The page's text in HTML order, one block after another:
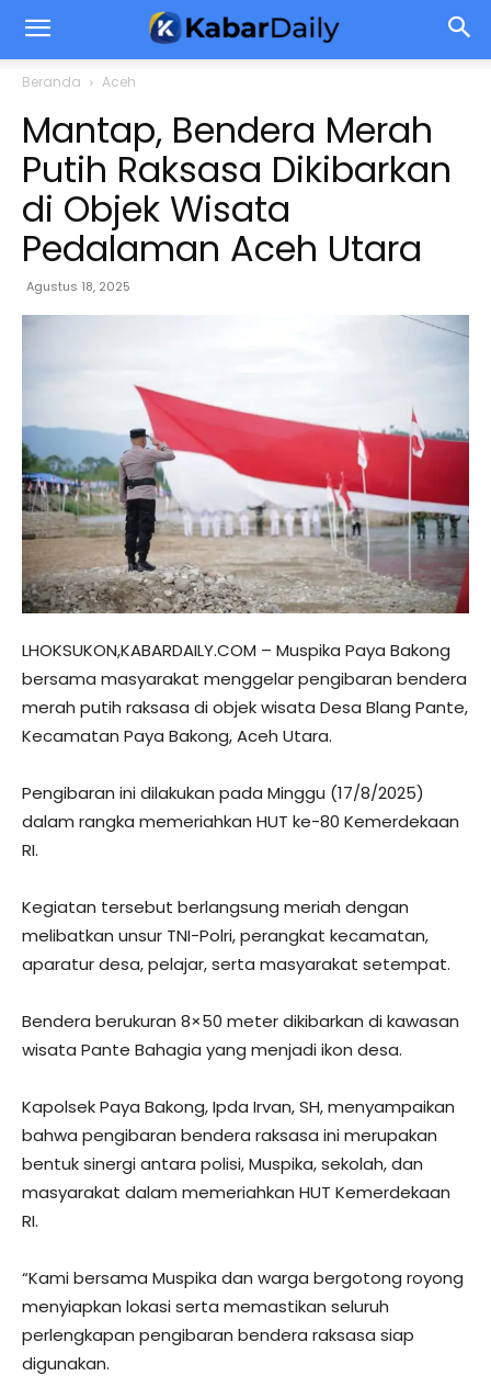
Beranda Aceh
Mantap, Bendera Merah
Putih Raksasa Dikibarkan
di Objek Wisata
Pedalaman Aceh Utara
Agustus 18, 2025
LHOKSUKON,KABARDAILY.COM – Muspika Paya Bakong
bersama masyarakat menggelar pengibaran bendera
merah putih raksasa di objek wisata Desa Blang Pante,
Kecamatan Paya Bakong, Aceh Utara.
Pengibaran ini dilakukan pada Minggu (17/8/2025)
dalam rangka memeriahkan HUT ke-80 Kemerdekaan
RI.
Kegiatan tersebut berlangsung meriah dengan
melibatkan unsur TNI-Polri, perangkat kecamatan,
aparatur desa, pelajar, serta masyarakat setempat.
Bendera berukuran 8×50 meter dikibarkan di kawasan
wisata Pante Bahagia yang menjadi ikon desa.
Kapolsek Paya Bakong, Ipda Irvan, SH, menyampaikan
bahwa pengibaran bendera raksasa ini merupakan
bentuk sinergi antara polisi, Muspika, sekolah, dan
masyarakat dalam memeriahkan HUT Kemerdekaan
RI.
“Kami bersama Muspika dan warga bergotong royong
menyiapkan lokasi serta memastikan seluruh
perlengkapan pengibaran bendera raksasa siap
digunakan.